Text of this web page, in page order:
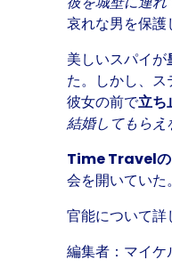
哀れな男を保護
美しいスパイが
た。しかし、
彼女の前で立ち
結婚してもら
Time Travelの
会を開いていた。
官能について
編集者：マイ